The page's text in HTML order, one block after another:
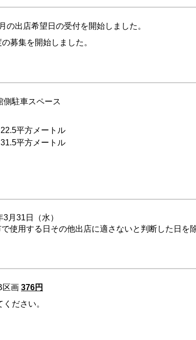
出店希望日の受付を開始しました。
募集を開始しました。
駐車スペース
平方メートル
平方メートル
月31日（水）
使用する日その他出店に適さないと判断した日を除
区画 376円
ださい。